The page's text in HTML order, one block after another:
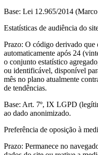
Base: Lei 12.965/2014
Estatísticas de audiência do
Prazo: O código derivado que
automaticamente após 24
o conjunto estatístico
ou identificável, disponível
mês no plano atualmente
de tendências.
Base: Art. 7º, IX LGPD
ao dado anonimizado.
Preferência de oposição à
Prazo: Permanece no